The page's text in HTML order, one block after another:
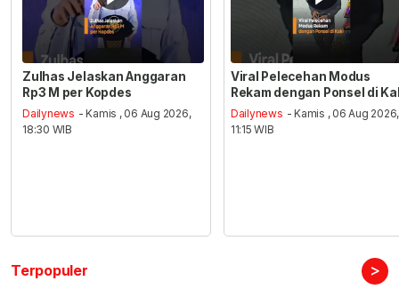
Zulhas Jelaskan Anggaran
Rp3 M per Kopdes
Dailynews - Kamis , 06 Aug 2026,
18:30 WIB
Viral Pelecehan Modus
Rekam dengan Ponsel di
Dailynews - Kamis , 06 Aug 2026,
11:15 WIB
Terpopuler >